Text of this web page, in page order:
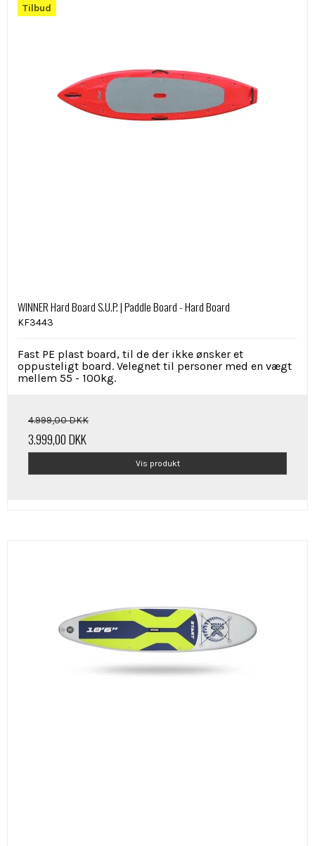
Tilbud
WINNER Hard Board S.U.P. | Paddle Board - Hard Board
KF3443
Fast PE plast board, til de der ikke ønsker et
oppusteligt board. Velegnet til personer med en vægt
mellem 55 - 100kg.
4.999,00 DKK
3.999,00 DKK
Vis produkt